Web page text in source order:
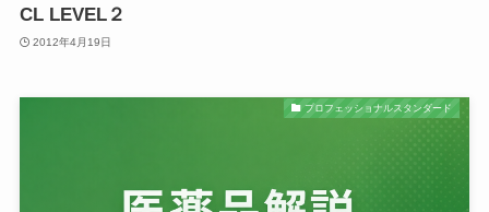
CL LEVEL２
2012年4月19日
プロフェッショナルスタンダード